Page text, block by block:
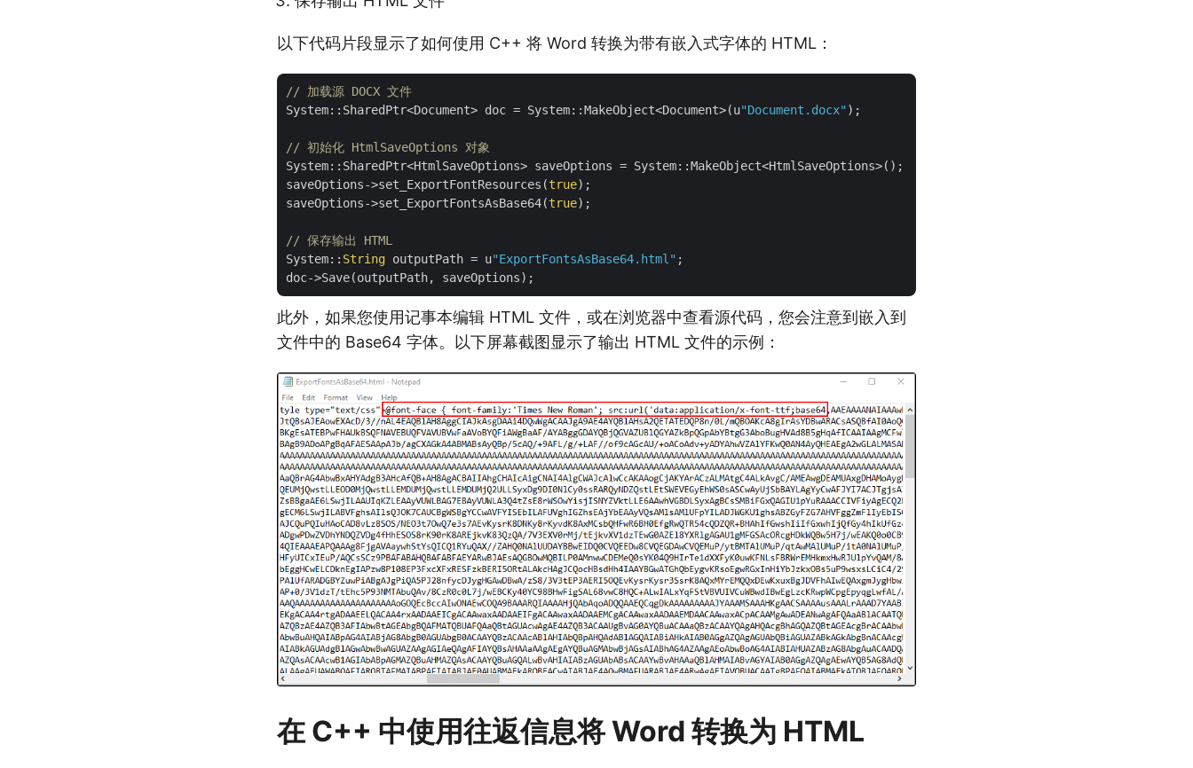
以下代码片段显示了如何使用 C++ 将 Word 转换为带有嵌入式字体的 HTML：
// 加载源 DOCX 文件
System::SharedPtr<Document> doc = System::MakeObject<Document>(u"Document.docx" );
// 初始化 HtmlSaveOptions 对象
System::SharedPtr<HtmlSaveOptions> saveOptions = System::MakeObject<HtmlSaveOptions>();
saveOptions->set_ExportFontResources(true);
saveOptions->set_ExportFontsAsBase64(true);
// 保存输出 HTML
System:: String outputPath = u"ExportFontsAsBase64.html" ;
此外，如果您使用记事本编辑 HTML 文件，或在浏览器中查看源代码，您会注意到嵌入到
文件中的 Base64 字体。以下屏幕截图显示了输出 HTML 文件的示例：
在 C++ 中使用往返信息将 Word 转换为 HTML